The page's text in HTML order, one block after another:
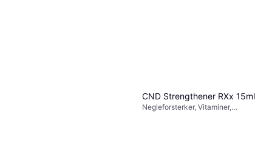
CND Strengthener RXx 15ml
Negleforsterker, Vitaminer,